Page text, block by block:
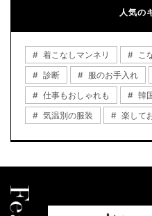
人気の
着こなしマンネリ こ
診断
服のお手入れ
仕事もおしゃれも
韓
気温別の服装
楽して